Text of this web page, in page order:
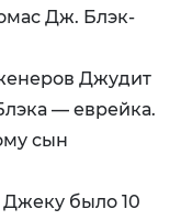
Дж. Блэк-
Джудит
— еврейка.
сын
Джеку было 10